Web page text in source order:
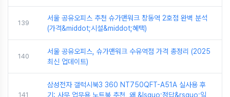
139
서울 공유오피스 추천 슈가맨워크 창동역 2호점 완벽 분석
(가격&middot;시설&middot;혜택)
140
서울 공유오피스, 슈가맨워크 수유역점 가격 총정리 (2025
최신 업데이트)
141
삼성전자 갤럭시북3 360 NT750QFT-A51A 실사용 후
기: 사무 업무용 노트북 추천, 왜 &lsquo;정답&rsquo;일